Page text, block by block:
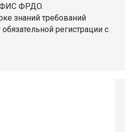
ФИС ФРДО.
знаний требований
регистрации с